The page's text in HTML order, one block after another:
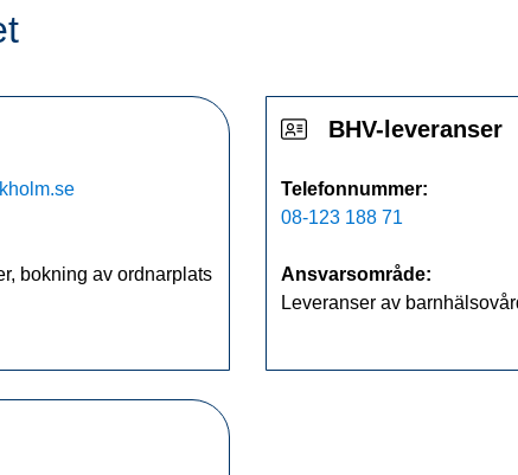
bokning av ordnarplats
BHV-leveranser
Telefonnummer:
08-123 188 71
Ansvarsområde:
Leveranser av